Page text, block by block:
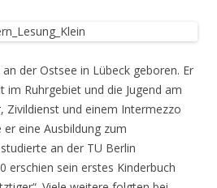
der Ostsee in Lübeck geboren. Er
im Ruhrgebiet und die Jugend am
Zivildienst und einem Intermezzo
eine Ausbildung zum
an der TU Berlin
erschien sein erstes Kinderbuch